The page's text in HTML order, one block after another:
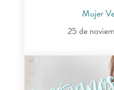
Mujer
25 de